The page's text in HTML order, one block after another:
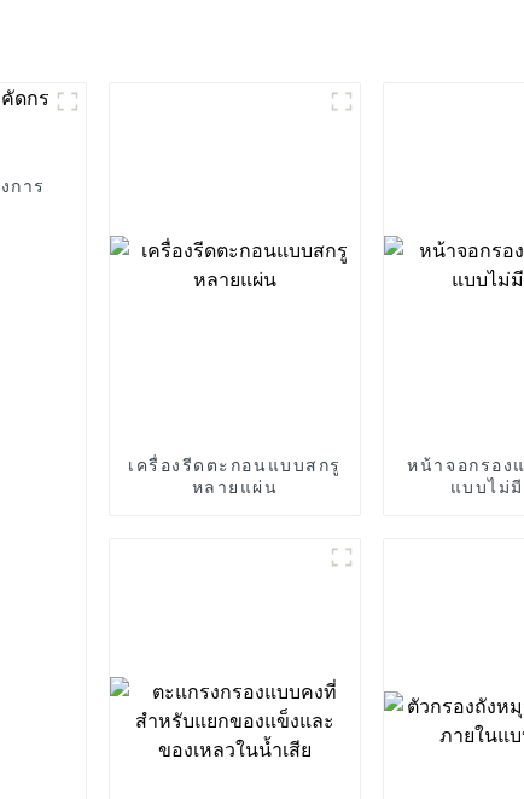
การ
เครื่องรีดตะกอนแบบสกรู
หลายแผ่น
หน้าจอกรอง
แบบไม่